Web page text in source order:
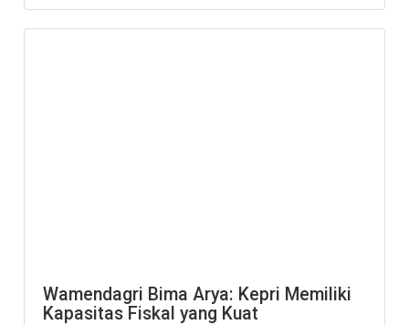
Wamendagri Bima Arya: Kepri Memiliki
Kapasitas Fiskal yang Kuat